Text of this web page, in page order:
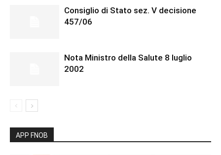
Consiglio di Stato sez. V decisione
457/06
Nota Ministro della Salute 8 luglio
2002
APP FNOB